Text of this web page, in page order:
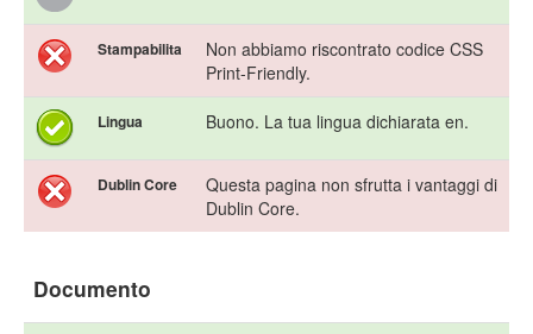
Stampabilita
Non abbiamo riscontrato codice CSS
Print-Friendly.
Lingua Buono. La tua lingua dichiarata en.
Dublin Core
Questa pagina non sfrutta i vantaggi di
Dublin Core.
Documento